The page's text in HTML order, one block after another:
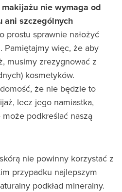
nie wymaga od
ani szczególnych
prostu sprawnie nałożyć
Pamiętajmy więc, że aby
musimy zrezygnować z
kosmetyków.
że nie będzie to
lecz jego namiastka,
podkreślać naszą
nie powinny korzystać z
przypadku najlepszym
podkład mineralny.